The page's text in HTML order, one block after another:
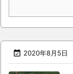
 2020年8月5日